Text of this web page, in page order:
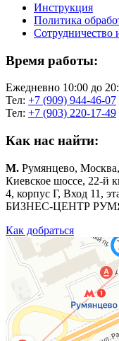
Инструкция
Политика
Сотрудничество
Время работы:
Ежедневно 10:00 до
Тел: +7 (909) 944-46-07
Тел: +7 (903) 220-17-49
Как нас найти:
М. Румянцево, Москва,
Киевское шоссе, 22-й
4, корпус Г, Вход 11,
БИЗНЕС-ЦЕНТР
Как добраться